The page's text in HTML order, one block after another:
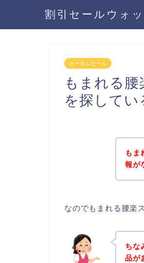
割引セールウォ
オータムセール
もまれる
を探してい
もま
報が
なのでもまれる腰楽
ちな
品が